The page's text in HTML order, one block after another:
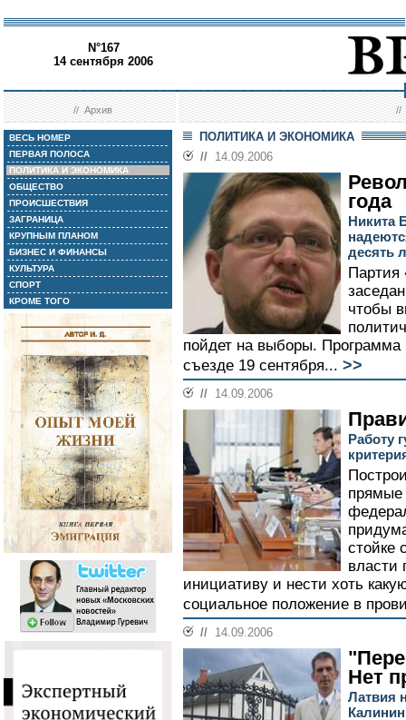
N°167
14 сентября 2006
//Архив //
ВЕСЬ НОМЕР
ПЕРВАЯ ПОЛОСА
ПОЛИТИКА И ЭКОНОМИКА
ОБЩЕСТВО
ПРОИСШЕСТВИЯ
ЗАГРАНИЦА
КРУПНЫМ ПЛАНОМ
БИЗНЕС И ФИНАНСЫ
КУЛЬТУРА
СПОРТ
КРОМЕ ТОГО
ПОЛИТИКА И ЭКОНОМИКА
// 14.09.2006
года
Никита
десять
Партия
чтобы
пойдет на выборы. Программа
съезде 19 сентября... >>
// 14.09.2006
Работу
прямые
стойке
власти
инициативу и нести хоть
социальное положение в
// 14.09.2006
Нет
Латвия